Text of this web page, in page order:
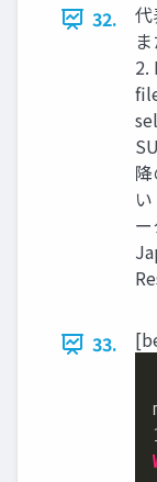
32.
2.
33.